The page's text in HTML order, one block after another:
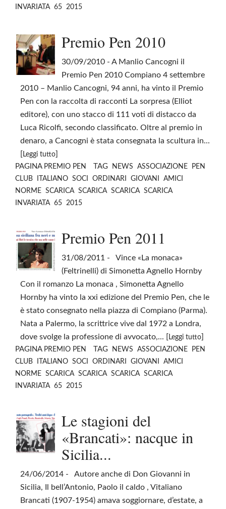
INVARIATA 65 2015
Premio Pen 2010
30/09/2010 - A Manlio Cancogni il
Premio Pen 2010 Compiano 4 settembre
2010 – Manlio Cancogni, 94 anni, ha vinto il Premio
Pen con la raccolta di racconti La sorpresa (Elliot
editore), con uno stacco di 111 voti di distacco da
Luca Ricolfi, secondo classificato. Oltre al premio in
denaro, a Cancogni è stata consegnata la scultura in...
[ Leggi tutto]
PAGINA PREMIO PEN TAG NEWS ASSOCIAZIONE
PEN
CLUB
ITALIANO SOCI ORDINARI GIOVANI
AMICI
NORME SCARICA SCARICA SCARICA SCARICA
INVARIATA 65 2015
Premio Pen 2011
31/08/2011 - Vince «La monaca»
(Feltrinelli) di Simonetta Agnello Hornby
Con il romanzo La monaca , Simonetta Agnello
Hornby ha vinto la xxi edizione del Premio Pen, che le
è stato consegnato nella piazza di Compiano (Parma).
Nata a Palermo, la scrittrice vive dal 1972 a Londra,
dove svolge la professione di avvocato,... [ Leggi tutto]
PAGINA PREMIO PEN TAG NEWS ASSOCIAZIONE
PEN
CLUB
ITALIANO SOCI ORDINARI GIOVANI
AMICI
NORME SCARICA SCARICA SCARICA SCARICA
INVARIATA 65 2015
Le stagioni del
«Brancati»: nacque in
Sicilia...
24/06/2014 - Autore anche di Don Giovanni in
Sicilia, Il bell’Antonio, Paolo il caldo , Vitaliano
Brancati (1907-1954) amava soggiornare, d’estate, a